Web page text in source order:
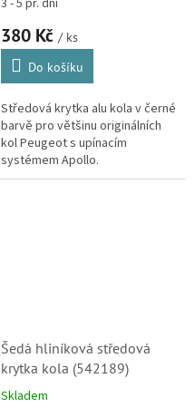
3 - 5 pr. dní
380 Kč / ks
Do košíku
Středová krytka alu kola v černé
barvě pro většinu originálních
kol Peugeot s upínacím
systémem Apollo.
Šedá hliníková středová
krytka kola (542189)
Skladem